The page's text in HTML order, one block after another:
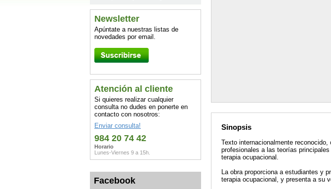
Newsletter
Apúntate a nuestras listas de
novedades por email.
Atención al cliente
Si quieres realizar cualquier
consulta no dudes en ponerte en
contacto con nosotros:
Enviar consulta!
984 20 74 42
Horario
Lunes-Viernes 9 a 15h.
Facebook
Sinopsis
Texto internacionalmente
profesionales a las teorías
terapia ocupacional.
La obra proporciona a estudiantes y
terapia ocupacional, y presenta a su